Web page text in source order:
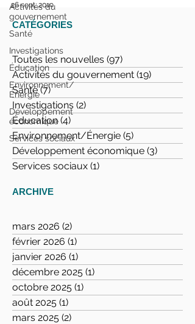
Activités du
gouvernement
Santé
Investigations
Éducation
Environnement/
Énergie
Développement
économique
Services sociaux
26 sept. 2019
Le vérificateur général
réserve son opinion d’audit
les états financiers du
gouvernement pour
WINNIPEG – Le vérificateur général Norm
Ricard a inclus deux réserves dans son
opinion d'audit sur les états financiers
résumés du...
CATÉGORIES
Toutes les nouvelles (97)
Activités du gouvernement (19)
Santé (7)7 posts
Investigations (2)
Éducation (4)
Environnement/Énergie (5)
Développement économique (3)
Services sociaux (1)
ARCHIVE
mars 2026 (2)
février 2026 (1)
janvier 2026 (1)
décembre 2025 (1)
octobre 2025 (1)
août 2025 (1)
mars 2025 (2)